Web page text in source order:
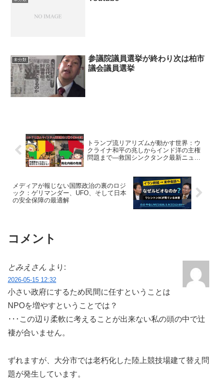
未分類
参議院議員選挙が終わり次は柏市
議会議員選挙
トランプ流リアリズムが動かす世界：ウ
クライナ和平の兆しからインド洋の主権
問題まで―救国シンクタンク最新ニュー
メディアが報じない国際政治の裏のロジ
ック：ゲリマンダー、UFO、そして日本
の安全保障の最適解
コメント
とみえさん より:
2026-05-15 12:32
小さい政府にするため民間に任すということは
NPOを増やすということでは？
･･･この辺り柔軟に考えることが出来ない私の頭の中で辻
褄が合いません。
ずれますが、大分市では老朽化した陸上競技場建て替え問
題が発生しています。